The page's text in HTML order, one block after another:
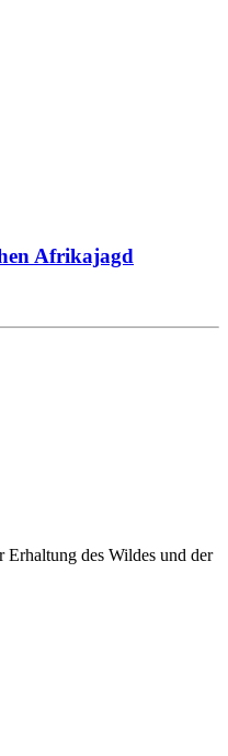
Afrikajagd
des Wildes und der